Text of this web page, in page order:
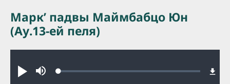
Play MuteLoaded:
Маркʼ падвы Маймбабцо Юн
(Ау.13-ей пеля)